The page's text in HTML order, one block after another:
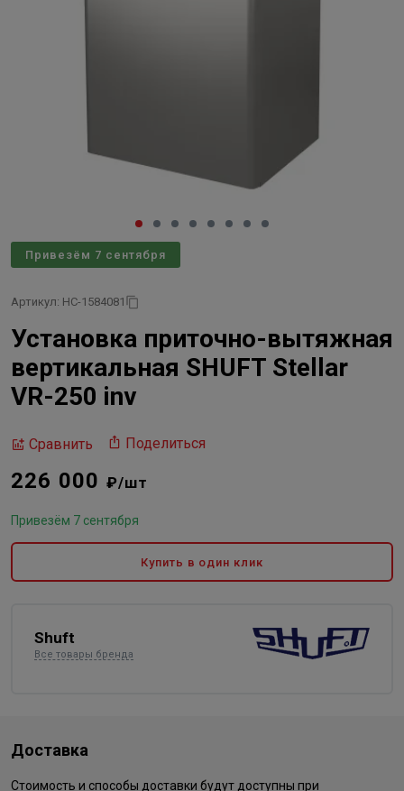
Привезём 7 сентября
Артикул: НС-1584081
Установка приточно-вытяжная
вертикальная SHUFT Stellar
VR-250 inv
Сравнить Поделиться
226 000 ₽/шт
Привезём 7 сентября
Купить в один клик
Shuft
Все товары бренда
Доставка
Стоимость и способы доставки будут доступны при